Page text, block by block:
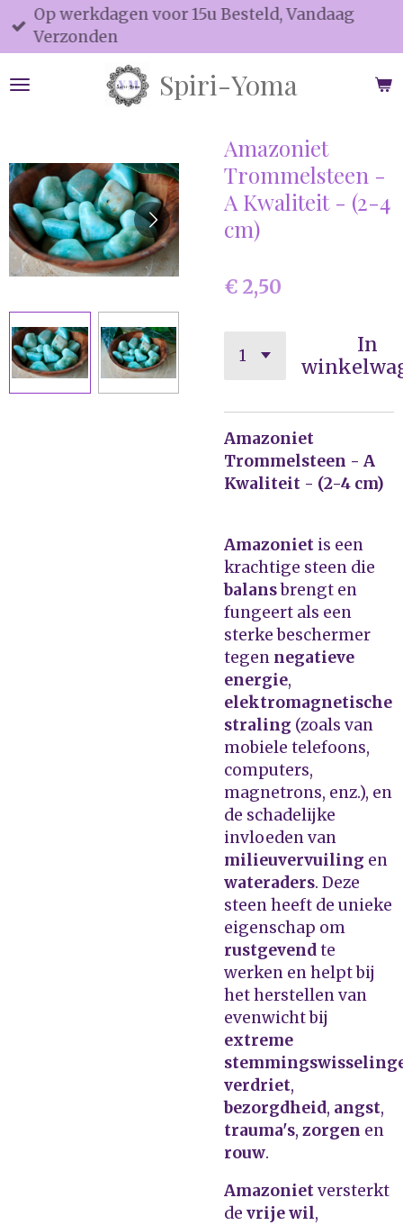
Ga
direct
de
Spiri-Yoma
Op werkdagen voor 15u Besteld, Vandaag
Verzonden
Amazoniet
Trommelsteen -
A Kwaliteit - (2-4
cm)
€ 2,50
In
Amazoniet
Trommelsteen - A
Kwaliteit - (2-4 cm)
Amazoniet is een
krachtige steen die
balansbrengt en
fungeert als een
sterke beschermer
tegen negatieve
energie,
elektromagnetische
straling (zoals van
mobiele telefoons,
computers,
magnetrons, enz.), en
de schadelijke
invloeden van
milieuvervuiling en
wateraders. Deze
steen heeft de unieke
eigenschap om
rustgevendte
werken en helpt bij
het herstellen van
evenwicht bij
extreme
verdriet,
bezorgdheid, angst,
trauma's, zorgen en
rouw.
Amazonietversterkt
de vrije wil,